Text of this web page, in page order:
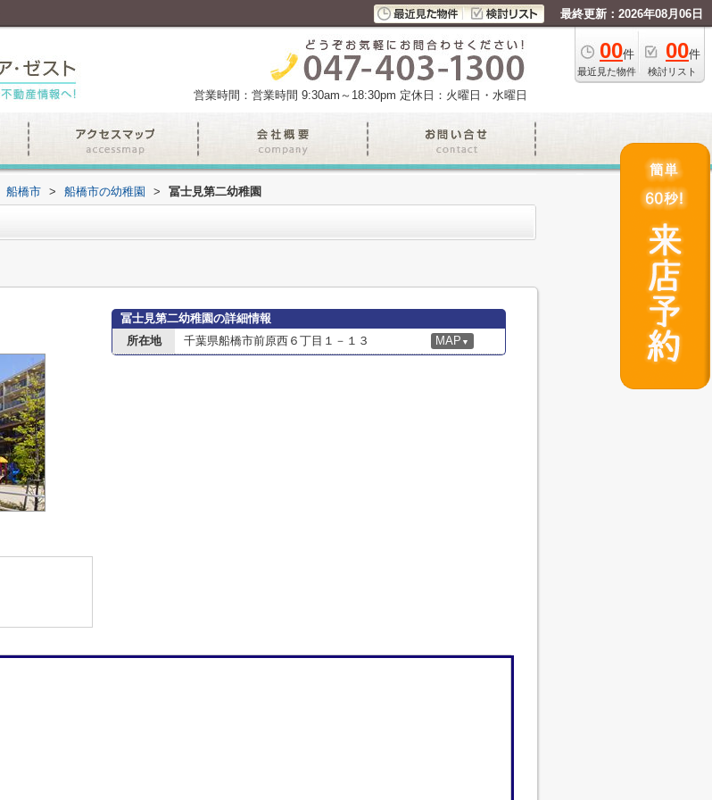
最終更新：2026年08月06日
00件
最近見た物件
00件
検討リスト
営業時間：営業時間 9:30am～18:30pm 定休日：火曜日・水曜日
船橋市 > 船橋市の幼稚園 > 冨士見第二幼稚園
冨士見第二幼稚園の詳細情報
所在地
千葉県船橋市前原西６丁目１－１３ MAP ▼